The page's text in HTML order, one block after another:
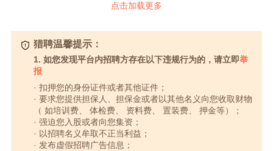
点击加载更多
猎聘温馨提示：
1. 如您发现平台内招聘方存在以下违规行为的，请立即举
报
· 扣押您的身份证件或者其他证件；
· 要求您提供担保人、担保金或者以其他名义向您收取财物
（ 如培训费、 体检费、 资料费、 置装费、 押金等）；
· 强迫您入股或者向您集资；
· 以招聘名义牟取不正当利益；
· 发布虚假招聘广告信息；